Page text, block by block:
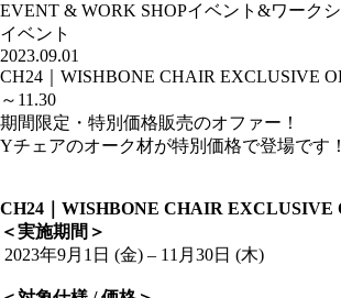
EVENT & WORK SHOPイベント&ワーク
イベント
2023.09.01
CH24｜WISHBONE CHAIR EXCLUSIVE
～11.30
期間限定・特別価格販売のオファー！
Yチェアのオーク材が特別価格で登場です！
CH24
WISHBONE CHAIR EXCLUSIVE
＜実施期間＞
2023年9月1日 (金) – 11月30日 (木)